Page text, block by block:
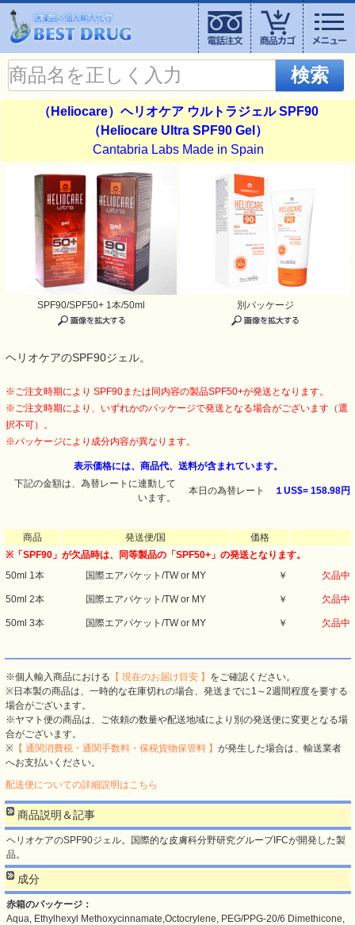
検索
（Heliocare）ヘリオケア ウルトラジェル SPF90
（Heliocare Ultra SPF90 Gel）
Cantabria Labs Made in Spain
SPF90/SPF50+ 1本/50ml 別パッケージ
ヘリオケアのSPF90ジェル。
※ご注文時期により SPF90または同内容の製品SPF50+が発送となります。
※ご注文時期により、いずれかのパッケージで発送となる場合がございます（選
択不可）。
※パッケージにより成分内容が異なります。
表示価格には、商品代、送料が含まれています。
下記の金額は、為替レートに連動して
います。
本日の為替レート １US$= 158.98円
商品 発送便/国
価格
※「SPF90」が欠品時は、同等製品の「SPF50+」の発送となります。
50ml 1本 国際エアパケット/TW or MY ￥ 欠品中
50ml 2本 国際エアパケット/TW or MY ￥ 欠品中
50ml 3本 国際エアパケット/TW or MY ￥ 欠品中
※個人輸入商品における 【 現在のお届け目安 】 をご確認ください。
※日本製の商品は、一時的な在庫切れの場合、発送までに1～2週間程度を要する
場合がございます。
※ヤマト便の商品は、ご依頼の数量や配送地域により別の発送便に変更となる場
合がございます。
※ 【 通関消費税・通関手数料・保税貨物保管料 】 が発生した場合は、輸送業者
へお支払いください。
配送便についての詳細説明はこちら
商品説明＆記事
ヘリオケアのSPF90ジェル。国際的な皮膚科分野研究グループIFCが開発した製
品。
成分
赤箱のパッケージ：
Aqua, Ethylhexyl Methoxycinnamate,Octocrylene, PEG/PPG-20/6 Dimethicone,